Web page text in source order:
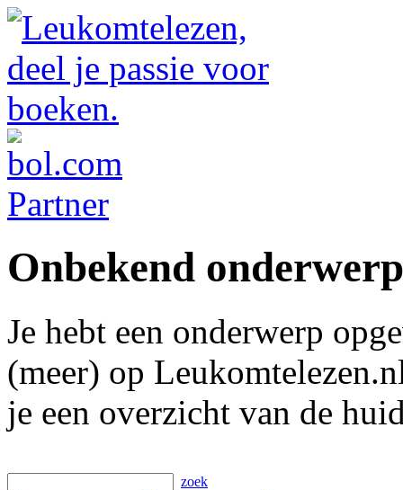
Onbekend onderwerp
Je hebt een onderwerp
(meer) op
je een overzicht van de
zoek